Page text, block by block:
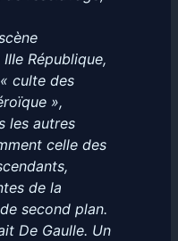
République,
culte des
»,
les autres
celle des
de la
second plan.
De Gaulle. Un